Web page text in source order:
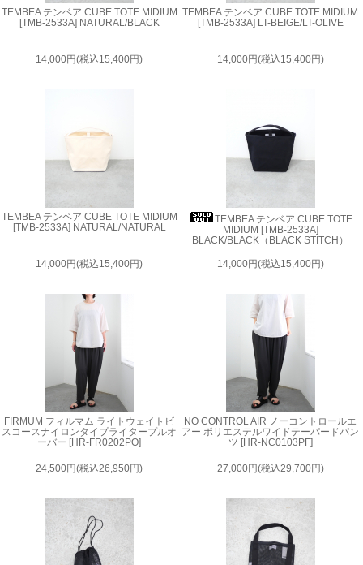
TEMBEA テンベア CUBE TOTE MIDIUM
[TMB-2533A] NATURAL/BLACK
14,000円(税込15,400円)
TEMBEA テンベア CUBE TOTE MIDIUM
[TMB-2533A] LT-BEIGE/LT-OLIVE
14,000円(税込15,400円)
TEMBEA テンベア CUBE TOTE MIDIUM
[TMB-2533A] NATURAL/NATURAL
14,000円(税込15,400円)
TEMBEA テンベア CUBE TOTE
MIDIUM [TMB-2533A]
BLACK/BLACK（BLACK STITCH）
14,000円(税込15,400円)
FIRMUM フィルマム ライトウェイトビ
スコースナイロンタイプライタープルオ
ーバー [HR-FR0202PO]
24,500円(税込26,950円)
NO CONTROL AIR ノーコントロールエ
アー ポリエステルワイドテーパードパン
ツ [HR-NC0103PF]
27,000円(税込29,700円)